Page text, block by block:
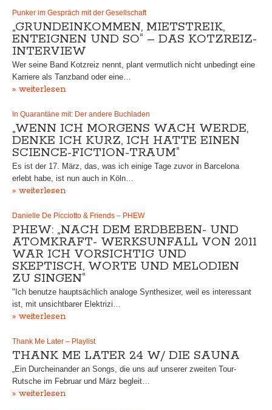
Punker im Gespräch mit der Gesellschaft
„GRUNDEINKOMMEN, MIETSTREIK,
ENTEIGNEN UND SO“ – DAS KOTZREIZ-
INTERVIEW
Wer seine Band Kotzreiz nennt, plant vermutlich nicht unbedingt eine
Karriere als Tanzband oder eine…
» weiterlesen
In Quarantäne mit: Der andere Buchladen
„WENN ICH MORGENS WACH WERDE,
DENKE ICH KURZ, ICH HATTE EINEN
SCIENCE-FICTION-TRAUM“
Es ist der 17. März, das, was ich einige Tage zuvor in Barcelona
erlebt habe, ist nun auch in Köln…
» weiterlesen
Danielle De Picciotto & Friends – PHEW
PHEW: „NACH DEM ERDBEBEN- UND
ATOMKRAFT- WERKSUNFALL VON 2011
WAR ICH VORSICHTIG UND
SKEPTISCH, WORTE UND MELODIEN
ZU SINGEN“
"Ich benutze hauptsächlich analoge Synthesizer, weil es interessant
ist, mit unsichtbarer Elektrizi…
» weiterlesen
Thank Me Later – Playlist
THANK ME LATER 24 W/ DIE SAUNA
„Ein Durcheinander an Songs, die uns auf unserer zweiten Tour-
Rutsche im Februar und März begleit…
» weiterlesen